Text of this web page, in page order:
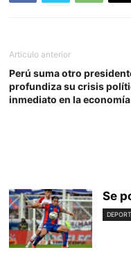
Artículo anterior
Perú suma otro
profundiza su crisis
inmediato en la economía
Se